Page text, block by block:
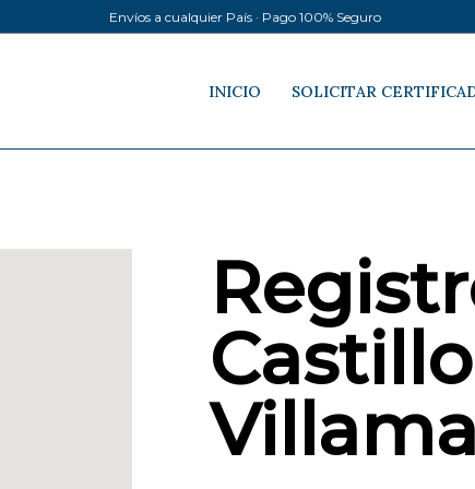
Envíos a cualquier País · Pago 100% Seguro
INICIO SOLICITAR